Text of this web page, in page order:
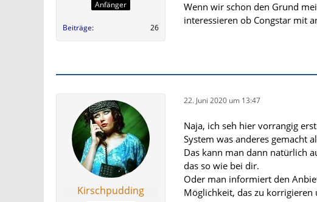
Anfänger
Beiträge 26
Wenn wir schon den Grund
interessieren ob Congstar mit
Kirschpudding
22. Juni 2020 um 13:47
Naja, ich seh hier vorrangig
System was anderes gemacht
Das kann man dann natürlich
das so wie bei dir.
Oder man informiert den
Möglichkeit, das zu korrigieren